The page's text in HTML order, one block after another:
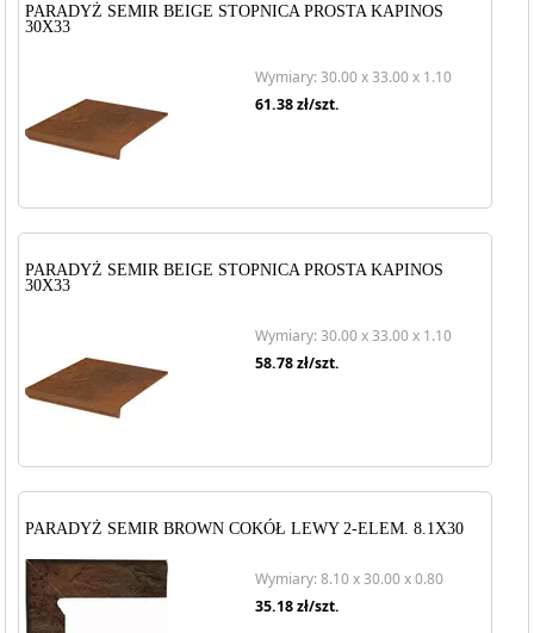
PARADYŻ SEMIR BEIGE STOPNICA PROSTA KAPINOS
30X33
Wymiary: 30.00 x 33.00 x 1.10
61.38zł/szt.
PARADYŻ SEMIR BEIGE STOPNICA PROSTA KAPINOS
30X33
Wymiary: 30.00 x 33.00 x 1.10
58.78zł/szt.
PARADYŻ SEMIR BROWN COKÓŁ LEWY 2-ELEM. 8.1X30
Wymiary: 8.10 x 30.00 x 0.80
35.18zł/szt.